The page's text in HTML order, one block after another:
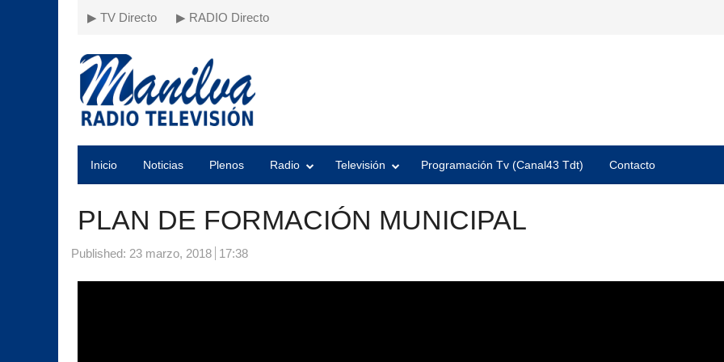
▶ TV Directo ▶ RADIO Directo
Inicio Noticias Plenos Radio Televisión Programación Tv (Canal43 Tdt) Contacto
PLAN DE FORMACIÓN MUNICIPAL
Published: 23 marzo, 2018 17:38